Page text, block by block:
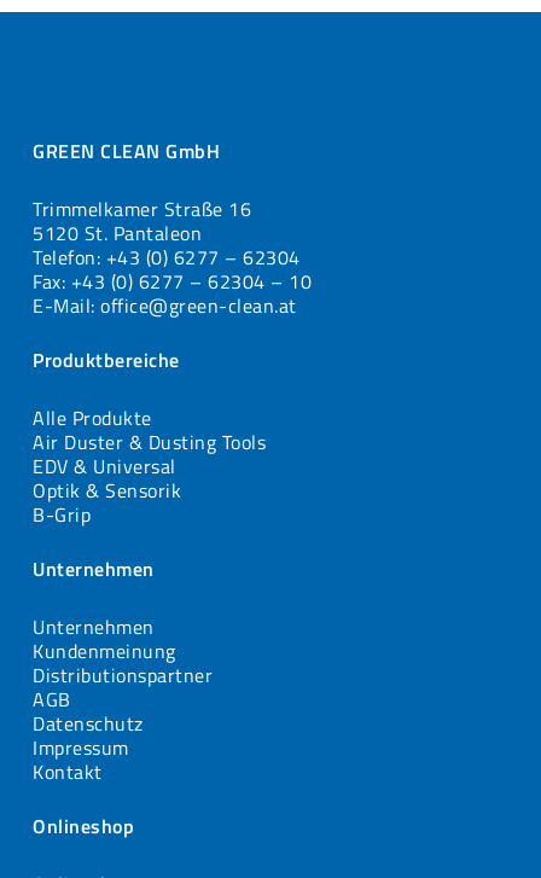
GREEN CLEAN GmbH
Trimmelkamer Straße 16
5120 St. Pantaleon
Telefon: +43 (0) 6277 – 62304
Fax: +43 (0) 6277 – 62304 – 10
E-Mail: office@green-clean.at
Produktbereiche
Alle Produkte
Air Duster & Dusting Tools
EDV & Universal
Optik & Sensorik
B-Grip
Unternehmen
Unternehmen
Kundenmeinung
Distributionspartner
AGB
Datenschutz
Impressum
Kontakt
Onlineshop